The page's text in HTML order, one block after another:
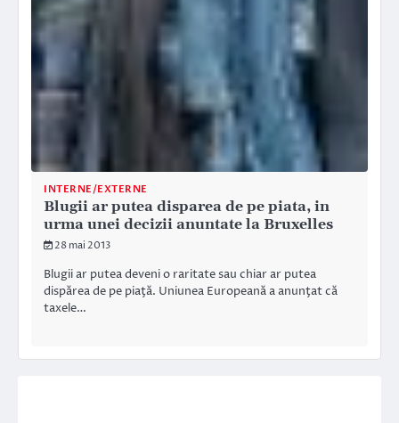
INTERNE/EXTERNE
Blugii ar putea disparea de pe piata, in
urma unei decizii anuntate la Bruxelles
28 mai 2013
Blugii ar putea deveni o raritate sau chiar ar putea
dispărea de pe piaţă. Uniunea Europeană a anunţat că
taxele…